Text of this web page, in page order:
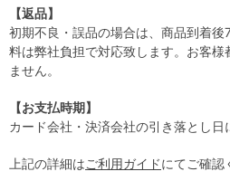
【返品】
初期不良・誤品の場合は、商品到着
料は弊社負担で対応致します。お客様
ません。
【お支払時期】
カード会社・決済会社の引き落とし日
上記の詳細はご利用ガイドにてご確認